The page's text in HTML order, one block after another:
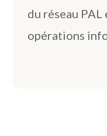
du réseau
opérations